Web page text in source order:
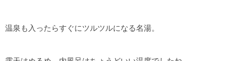
温泉も入ったらすぐにツルツルになる名湯。